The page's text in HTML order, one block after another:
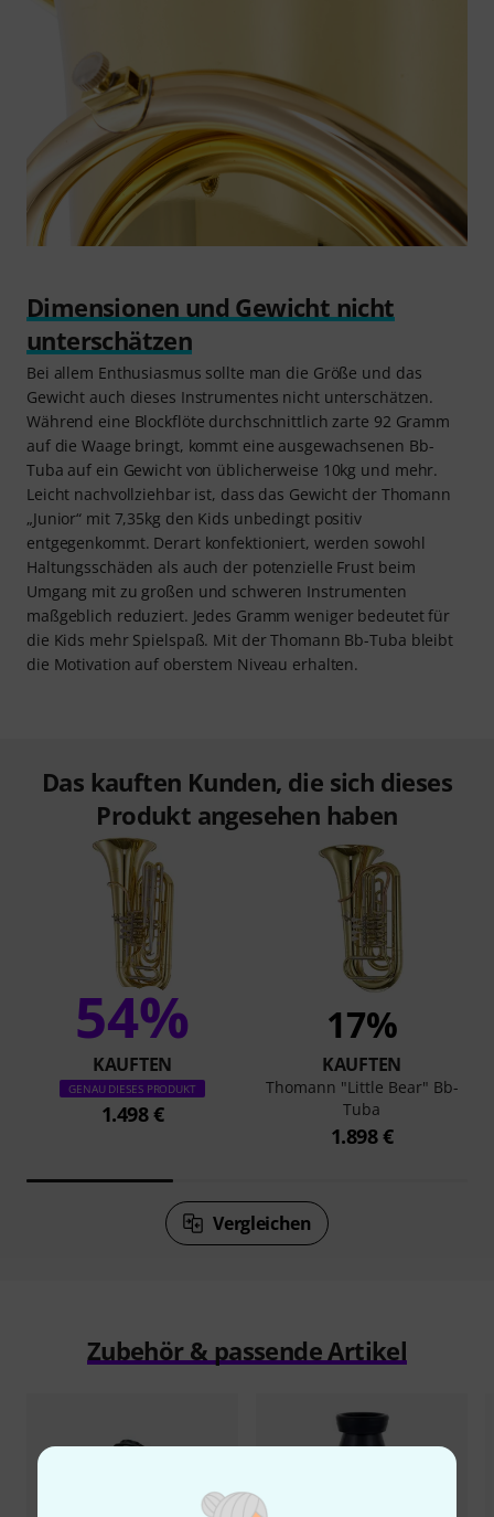
Dimensionen und Gewicht nicht
unterschätzen
Bei allem Enthusiasmus sollte man die Größe und das
Gewicht auch dieses Instrumentes nicht unterschätzen.
Während eine Blockflöte durchschnittlich zarte 92 Gramm
auf die Waage bringt, kommt eine ausgewachsenen Bb-
Tuba auf ein Gewicht von üblicherweise 10kg und mehr.
Leicht nachvollziehbar ist, dass das Gewicht der Thomann
„Junior“ mit 7,35kg den Kids unbedingt positiv
entgegenkommt. Derart konfektioniert, werden sowohl
Haltungsschäden als auch der potenzielle Frust beim
Umgang mit zu großen und schweren Instrumenten
maßgeblich reduziert. Jedes Gramm weniger bedeutet für
die Kids mehr Spielspaß. Mit der Thomann Bb-Tuba bleibt
die Motivation auf oberstem Niveau erhalten.
Das kauften Kunden, die sich dieses
Produkt angesehen haben
54%
KAUFTEN
GENAU DIESES PRODUKT
1.498 €
17%
KAUFTEN
Thomann "Little Bear" Bb-
Tuba
1.898 €
Vergleichen
Zubehör & passende Artikel